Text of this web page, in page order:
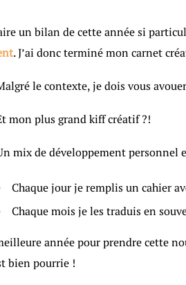
un bilan de cette année si
. J’ai donc terminé mon carnet
le contexte, je dois vous
mon plus grand kiff créatif ?!
mix de développement personnel
Chaque jour je remplis un cahier
Chaque mois je les traduis en
année pour prendre cette
bien pourrie !